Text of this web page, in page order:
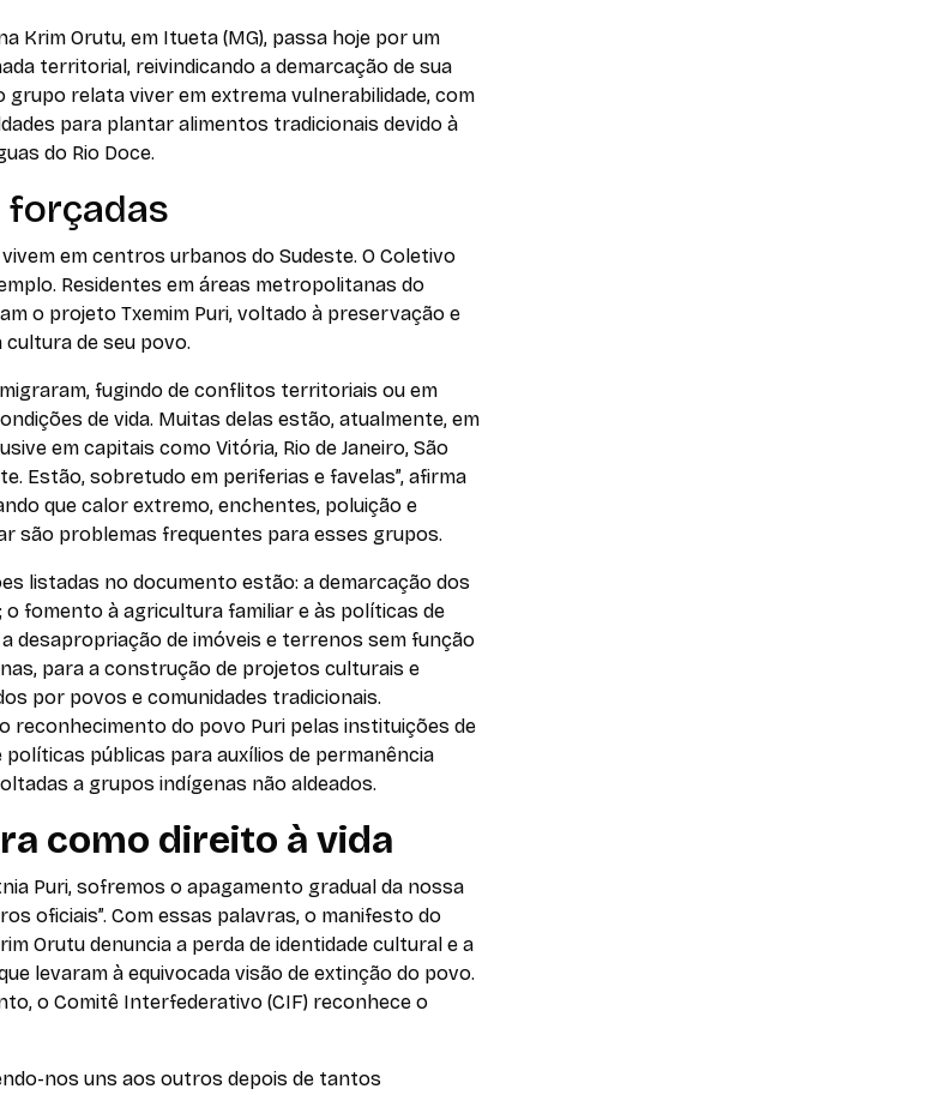
Krim Orutu, em Itueta (MG), passa hoje por um
territorial, reivindicando a demarcação de sua
grupo relata viver em extrema vulnerabilidade, com
para plantar alimentos tradicionais devido à
do Rio Doce.
forçadas
em centros urbanos do Sudeste. O Coletivo
Residentes em áreas metropolitanas do
o projeto Txemim Puri, voltado à preservação e
de seu povo.
fugindo de conflitos territoriais ou em
de vida. Muitas delas estão, atualmente, em
em capitais como Vitória, Rio de Janeiro, São
Estão, sobretudo em periferias e favelas”, afirma
que calor extremo, enchentes, poluição e
são problemas frequentes para esses grupos.
listadas no documento estão: a demarcação dos
fomento à agricultura familiar e às políticas de
desapropriação de imóveis e terrenos sem função
para a construção de projetos culturais e
por povos e comunidades tradicionais.
reconhecimento do povo Puri pelas instituições de
políticas públicas para auxílios de permanência
a grupos indígenas não aldeados.
como direito à vida
Puri, sofremos o apagamento gradual da nossa
oficiais”. Com essas palavras, o manifesto do
Orutu denuncia a perda de identidade cultural e a
levaram à equivocada visão de extinção do povo.
o Comitê Interfederativo (CIF) reconhece o
nos uns aos outros depois de tantos